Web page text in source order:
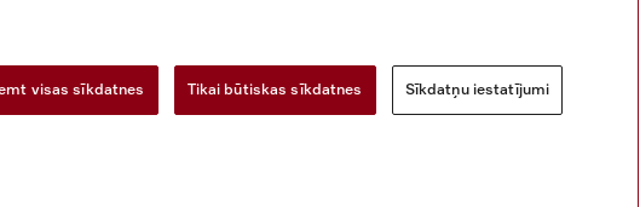
visas sīkdatnes Tikai būtiskas sīkdatnes Sīkdatņu iestatījumi